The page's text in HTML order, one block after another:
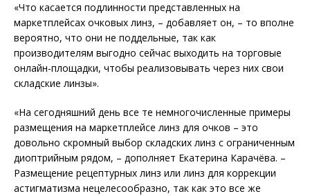
«Что касается подлинности представленных на
маркетплейсах очковых линз, – добавляет он, – то вполне
вероятно, что они не поддельные, так как
производителям выгодно сейчас выходить на торговые
онлайн-площадки, чтобы реализовывать через них свои
складские линзы».
«На сегодняшний день все те немногочисленные примеры
размещения на маркетплейсе линз для очков – это
довольно скромный выбор складских линз с ограниченным
диоптрийным рядом, – дополняет Екатерина Карачёва. –
Размещение рецептурных линз или линз для коррекции
астигматизма нецелесообразно, так как это все же